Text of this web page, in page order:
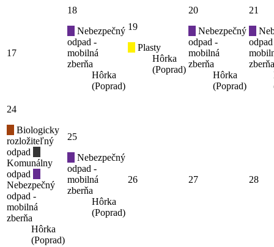
17
18
Nebezpečný
odpad -
mobilná
zberňa
Hôrka
(Poprad)
19
Plasty
Hôrka
(Poprad)
20
Nebezpečný
odpad -
mobilná
zberňa
Hôrka
(Poprad)
21
zberňa
24
Biologicky
rozložiteľný
odpad
Komunálny
odpad
Nebezpečný
odpad -
mobilná
zberňa
Hôrka
(Poprad)
25
Nebezpečný
odpad -
mobilná
zberňa
Hôrka
(Poprad)
26 27 28